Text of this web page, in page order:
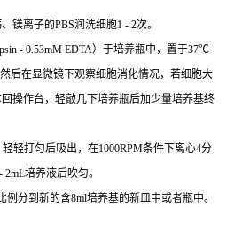
镁离子的PBS润洗细胞1 - 2次。
- 0.53mM EDTA）于培养瓶中，置于37℃
后在显微镜下观察细胞消化情况，若细胞大
操作台，轻敲几下培养瓶后加少量培养基终
轻打匀后吸出，在1000RPM条件下离心4分
培养液后吹匀。
例分到新的含8ml培养基的新皿中或者瓶中。